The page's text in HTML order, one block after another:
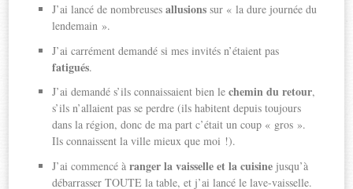
J’ai lancé de nombreusesallusions sur « la dure journée du
lendemain ».
J’ai carrément demandé si mes invités n’étaient pas
fatigués.
J’ai demandé s’ils connaissaient bien lechemin du retour,
s’ils n’allaient pas se perdre (ils habitent depuis toujours
dans la région, donc de ma part c’était un coup « gros ».
Ils connaissent la ville mieux que moi !).
J’ai commencé àranger la vaisselle et la cuisine jusqu’à
débarrasser TOUTE la table, et j’ai lancé le lave-vaisselle.